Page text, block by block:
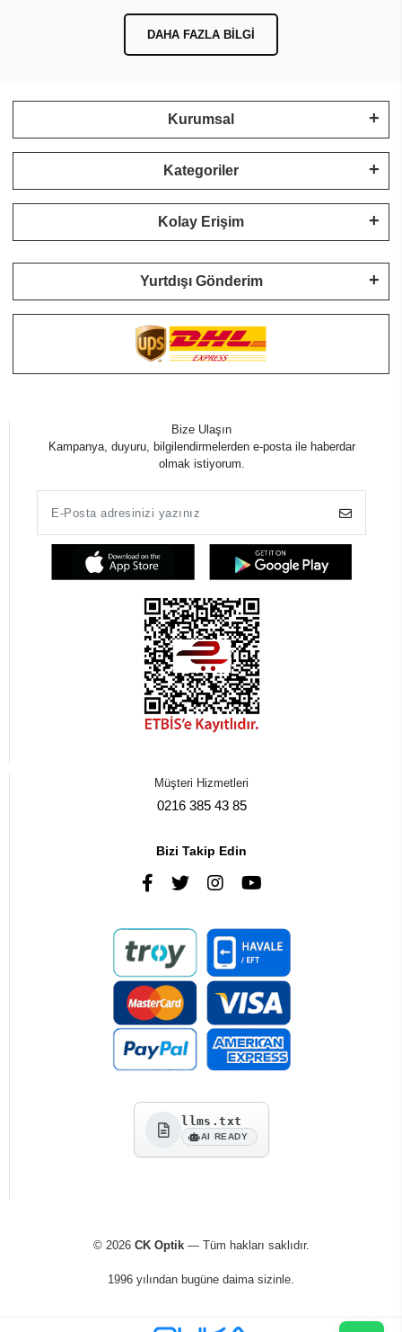
DAHA FAZLA BILGI
Kurumsal
Kategoriler
Kolay Erişim
Yurtdışı Gönderim
Bize Ulaşın
Kampanya, duyuru, bilgilendirmelerden e-posta ile haberdar
olmak istiyorum.
Müşteri Hizmetleri
0216 385 43 85
Bizi Takip Edin
llms.txt
AI READY
© 2026 CK Optik— Tüm hakları saklıdır.
1996 yılından bugüne daima sizinle.